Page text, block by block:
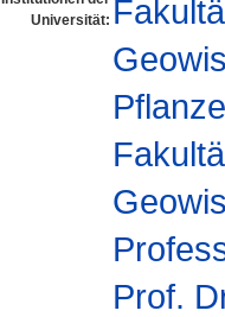
Universität:
Prof.